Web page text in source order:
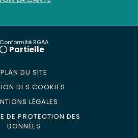
Conformité RGAA
Partielle
PLAN DU SITE
DES COOKIES
LÉGALES
DE PROTECTION DES
DONNÉES